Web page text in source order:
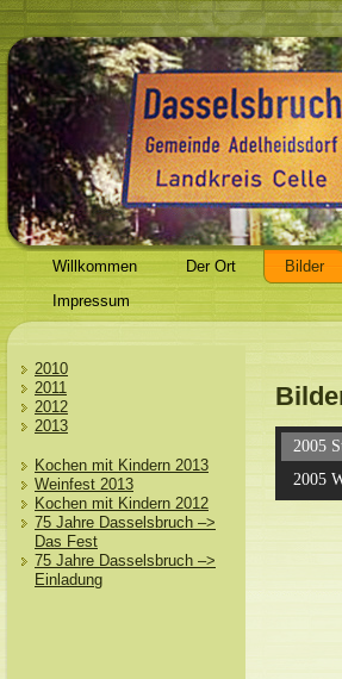
Willkommen Der Ort Bilder
Impressum
2010
2011
2012
2013
Kochen mit Kindern 2013
Weinfest 2013
Kochen mit Kindern 2012
75 Jahre Dasselsbruch –>
Das Fest
75 Jahre Dasselsbruch –>
Einladung
2005
2005